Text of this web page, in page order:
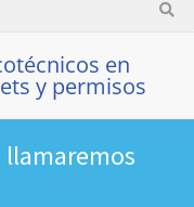
en
y permisos